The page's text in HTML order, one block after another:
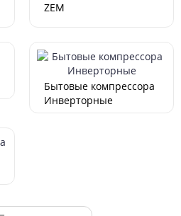
ZEM
Бытовые компрессора
Инверторные